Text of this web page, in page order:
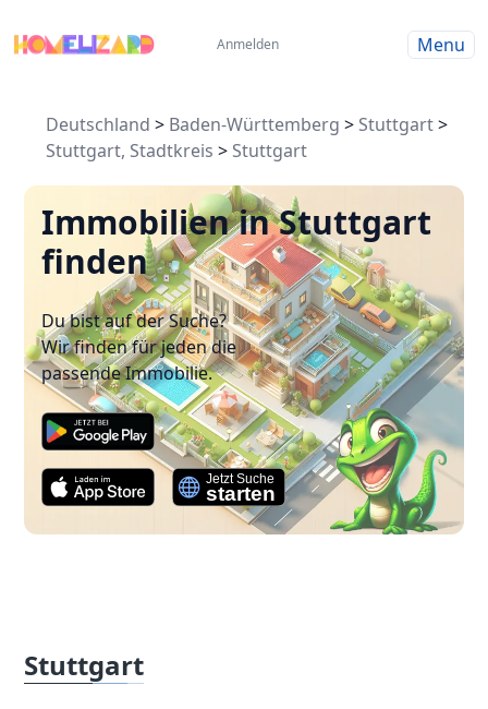
Anmelden Menu
Deutschland > Baden-Württemberg > Stuttgart>
Stuttgart, Stadtkreis > Stuttgart
Immobilien in Stuttgart
finden
Du bist auf der Suche?
Wir finden für jeden die
passende Immobilie.
Stuttgart